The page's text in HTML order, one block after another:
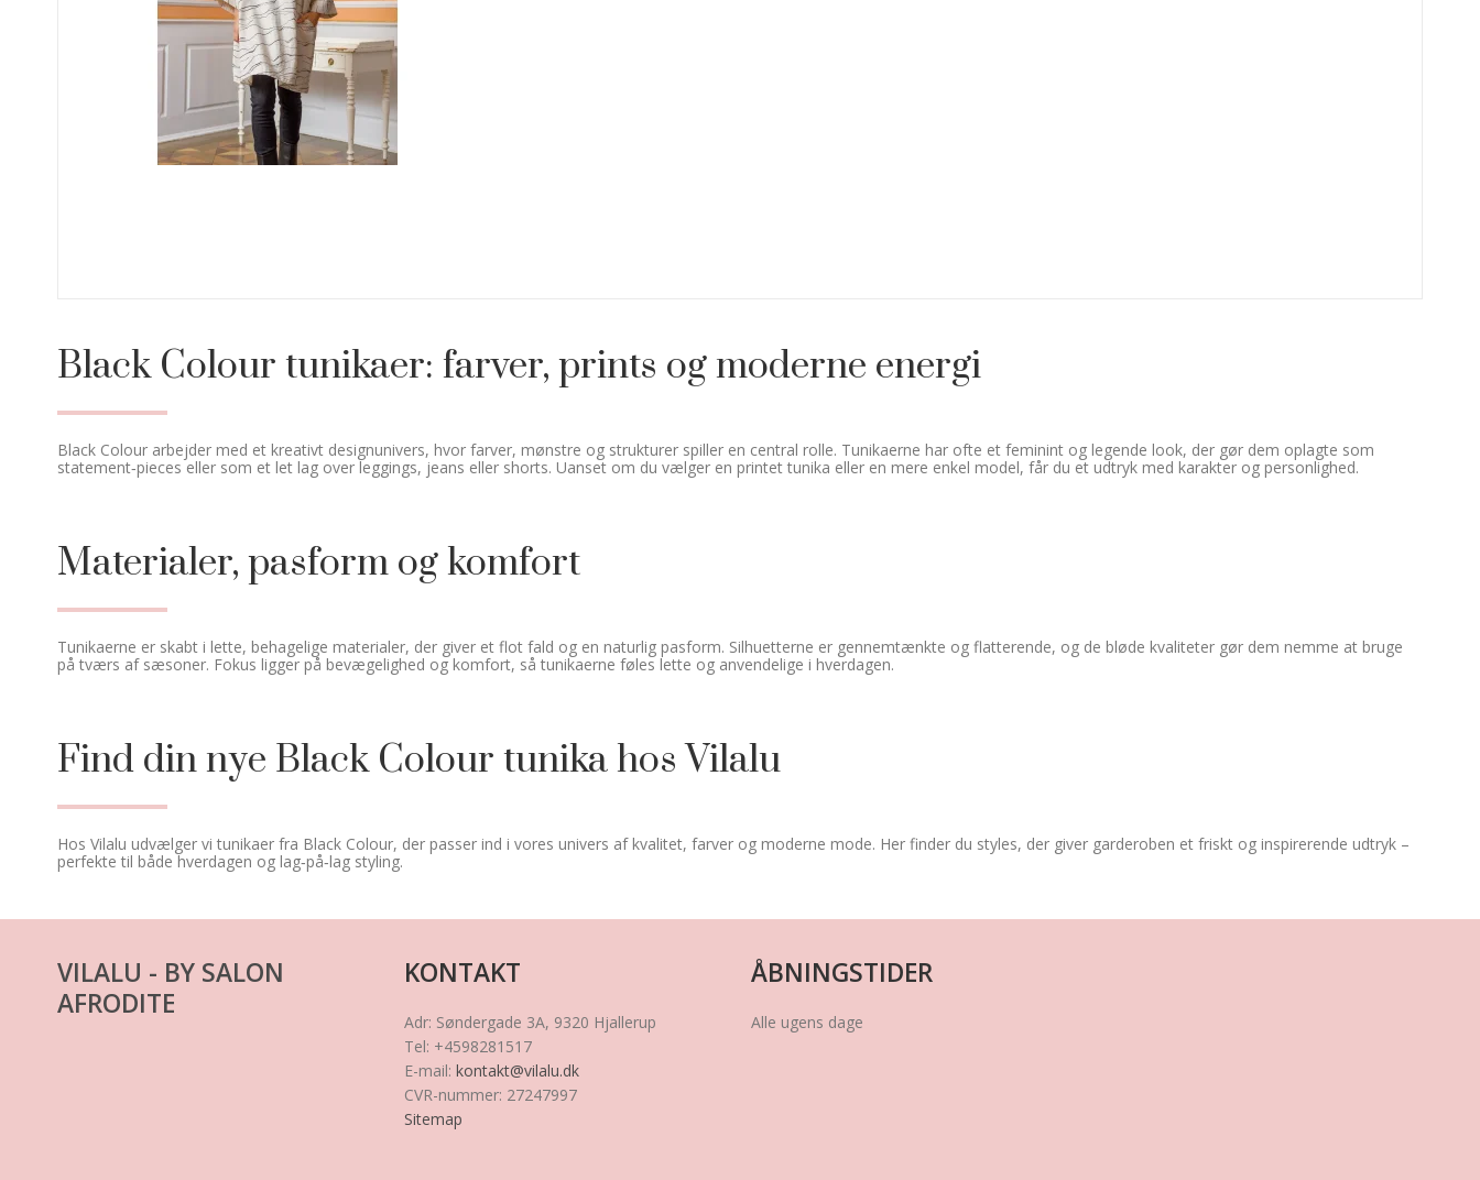
Black Colour tunikaer: farver, prints og moderne energi
Black Colour arbejder med et kreativt designunivers, hvor farver, mønstre og strukturer spiller en central rolle. Tunikaerne har ofte et feminint og legende look, der gør dem oplagte som
statement‑pieces eller som et let lag over leggings, jeans eller shorts. Uanset om du vælger en printet tunika eller en mere enkel model, får du et udtryk med karakter og personlighed.
Materialer, pasform og komfort
Tunikaerne er skabt i lette, behagelige materialer, der giver et flot fald og en naturlig pasform. Silhuetterne er gennemtænkte og flatterende, og de bløde kvaliteter gør dem nemme at bruge
på tværs af sæsoner. Fokus ligger på bevægelighed og komfort, så tunikaerne føles lette og anvendelige i hverdagen.
Find din nye Black Colour tunika hos Vilalu
Hos Vilalu udvælger vi tunikaer fra Black Colour, der passer ind i vores univers af kvalitet, farver og moderne mode. Her finder du styles, der giver garderoben et friskt og inspirerende udtryk –
perfekte til både hverdagen og lag‑på‑lag styling.
VILALU - BY SALON
AFRODITE
KONTAKT
Adr: Søndergade 3A, 9320 Hjallerup
Tel: +4598281517
E-mail: kontakt@vilalu.dk
CVR-nummer: 27247997
Sitemap
ÅBNINGSTIDER
Alle ugens dage